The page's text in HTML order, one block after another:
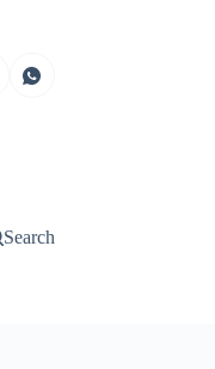
Search